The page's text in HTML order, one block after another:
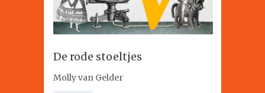
De rode stoeltjes
Molly van Gelder